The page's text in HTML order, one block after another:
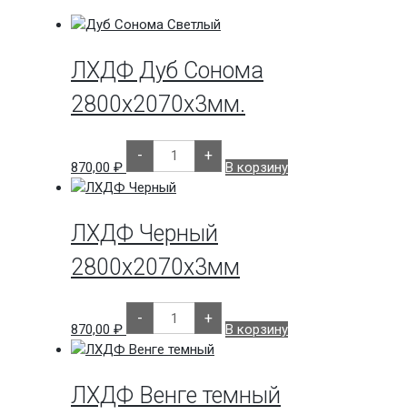
ЛХДФ Дуб Сонома
2800х2070х3мм.
870,00 ₽
-
Количество
товара
ЛХДФ
Дуб
+
В корзину
ЛХДФ Черный
2800х2070х3мм
870,00 ₽
-
Количество
товара
ЛХДФ
Черный
+
В корзину
ЛХДФ Венге темный